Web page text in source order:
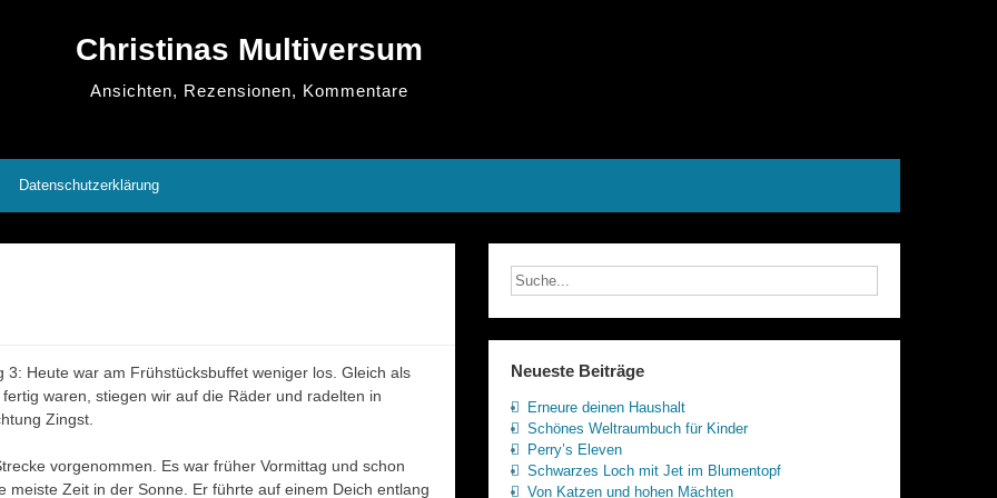
Christinas Multiversum
Ansichten, Rezensionen, Kommentare
Datenschutzerklärung
3: Heute war am Frühstücksbuffet weniger los. Gleich als
fertig waren, stiegen wir auf die Räder und radelten in
Zingst.
vorgenommen. Es war früher Vormittag und schon
meiste Zeit in der Sonne. Er führte auf einem Deich entlang
Neueste Beiträge
Erneure deinen Haushalt
Schönes Weltraumbuch für Kinder
Perry’s Eleven
Schwarzes Loch mit Jet im Blumentopf
Von Katzen und hohen Mächten